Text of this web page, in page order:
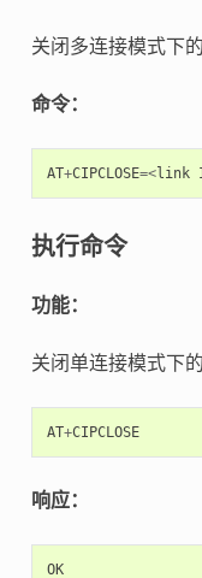
关闭多连接模式下
命令：
AT+CIPCLOSE=<link
执行命令
功能：
关闭单连接模式下
AT+CIPCLOSE
响应：
OK